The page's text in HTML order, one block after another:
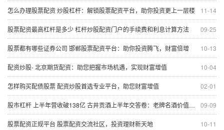
11-14
怎么办理股票配资 炒股杠杆：解锁股票配资平台，助你投资更上一层楼
09-25
股票配资最高杠杆是多少 杠杆炒股配资门户的手续费和利息计算方法
10-13
股票都有哪些证券公司 邯郸股票配资平台：助你投资腾飞，财富倍增
10-04
配资炒股- 北京期货配资：助您把握市场机遇，实现财富增值
02-01
怎样购买配债股票 配资炒股首选专业平台，助您财富增值
09-09
股市杠杆 上半年营收破138亿 古井贡酒上半年交答卷：老牌名酒价值凸显
10-11
股票配资正规平台 股票配资交流社区，投资理财新天地